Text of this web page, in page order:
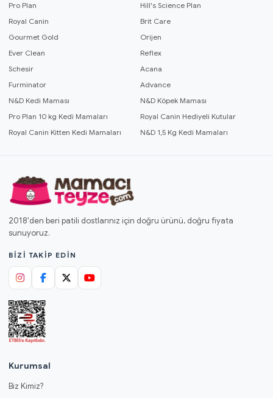
Pro Plan
Hill's Science Plan
Royal Canin
Brit Care
Gourmet Gold
Orijen
Ever Clean
Reflex
Schesir
Acana
Furminator
Advance
N&D Kedi Maması
N&D Köpek Maması
Pro Plan 10 kg Kedi Mamaları
Royal Canin Hediyeli Kutular
Royal Canin Kitten Kedi Mamaları
N&D 1,5 Kg Kedi Mamaları
2018'den beri patili dostlarınız için doğru ürünü, doğru fiyata
sunuyoruz.
BIZI TAKIP EDIN
Kurumsal
Biz Kimiz?